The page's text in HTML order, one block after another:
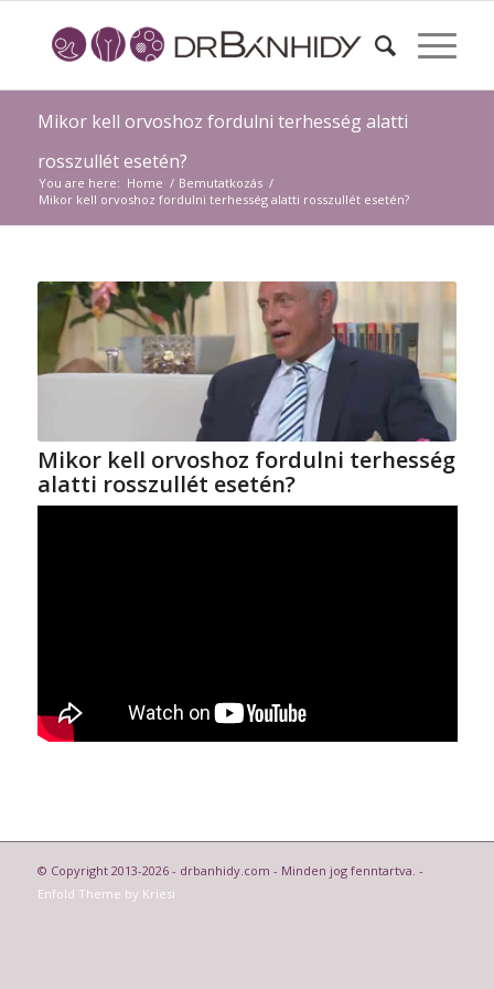
Mikor kell orvoshoz fordulni terhesség alatti
rosszullét esetén?
You are here: Home / Bemutatkozás /
Mikor kell orvoshoz fordulni terhesség alatti rosszullét esetén?
Mikor kell orvoshoz fordulni terhesség
alatti rosszullét esetén?
© Copyright 2013-2026 - drbanhidy.com - Minden jog fenntartva. -
Enfold Theme by Kriesi